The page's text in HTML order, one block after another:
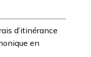
d’itinérance
en